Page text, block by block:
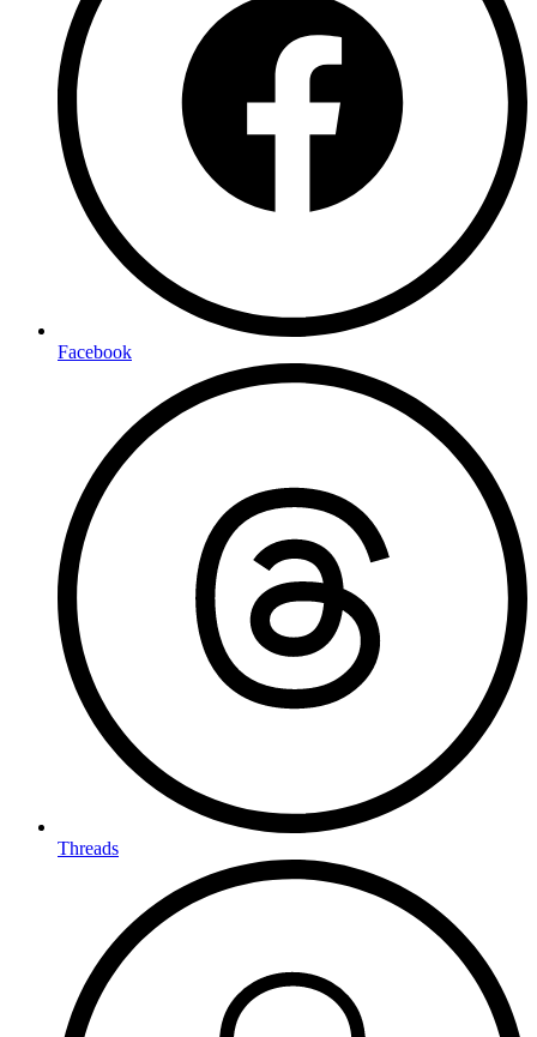
Facebook
Threads